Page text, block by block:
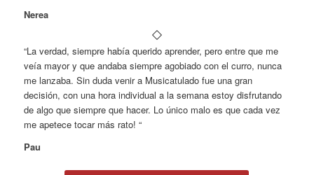
Nerea
“La verdad, siempre había querido aprender, pero entre que me
veía mayor y que andaba siempre agobiado con el curro, nunca
me lanzaba. Sin duda venir a Musicatulado fue una gran
decisión, con una hora individual a la semana estoy disfrutando
de algo que siempre que hacer. Lo único malo es que cada vez
me apetece tocar más rato! “
Pau